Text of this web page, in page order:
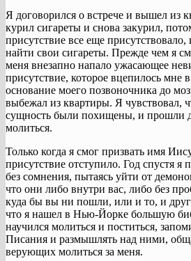
Я договорился о встрече и вышел из
курил сигареты и снова закурил,
присутствие все еще
найти свои сигареты. Прежде чем я
меня внезапно напало ужасающее
присутствие, которое вцепилось мне
основание моего позвоночника до
выбежал из квартиры. Я чувствовал,
сущность были похищены, и прошли
молиться.
Только когда я смог призвать имя
присутствие отступило. Год спустя
без сомнения, пытаясь уйти от
что они либо внутри вас, либо без
куда бы вы ни пошли, или и то, и
что я нашел в Нью-Йорке большую
научился молиться и поститься,
Писания и размышлять над ними,
верующих молиться за меня.